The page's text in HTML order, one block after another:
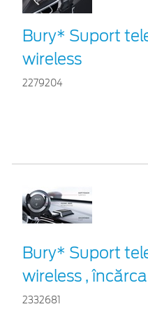
Bury* Suport
wireless
2279204
Bury* Suport
wireless ,
2332681